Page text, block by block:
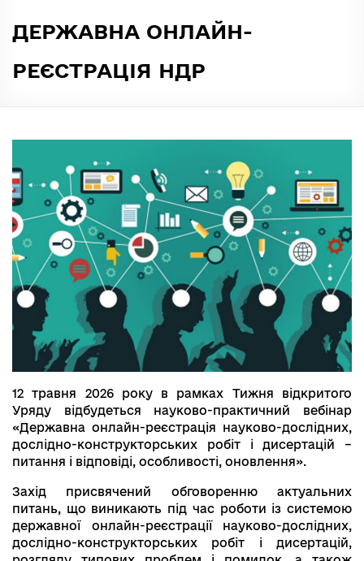
ДЕРЖАВНА ОНЛАЙН-
РЕЄСТРАЦІЯ НДР
12 травня 2026 року в рамках Тижня відкритого
Уряду відбудеться науково-практичний вебінар
«Державна онлайн-реєстрація науково-дослідних,
дослідно-конструкторських робіт і дисертацій –
питання і відповіді, особливості, оновлення».
Захід присвячений обговоренню актуальних
питань, що виникають під час роботи із системою
державної онлайн-реєстрації науково-дослідних,
дослідно-конструкторських робіт і дисертацій,